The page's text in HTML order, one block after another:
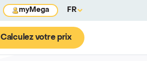
myMega FR
Calculez votre prix